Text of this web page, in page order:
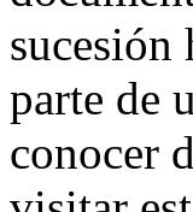
sucesión
parte de
conocer